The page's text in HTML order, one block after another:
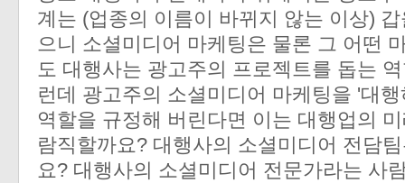
계는 (업종의 이름이 바뀌지 않는 이상)
으니 소셜미디어 마케팅은 물론 그 어떤
도 대행사는 광고주의 프로젝트를 돕는
런데 광고주의 소셜미디어 마케팅을 '대
역할을 규정해 버린다면 이는 대행업의
람직할까요? 대행사의 소셜미디어 전담
요? 대행사의 소셜미디어 전문가라는 사